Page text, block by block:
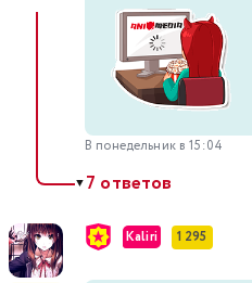
В понедельник в 15:04
▼7 ответов
Kaliri 1 295